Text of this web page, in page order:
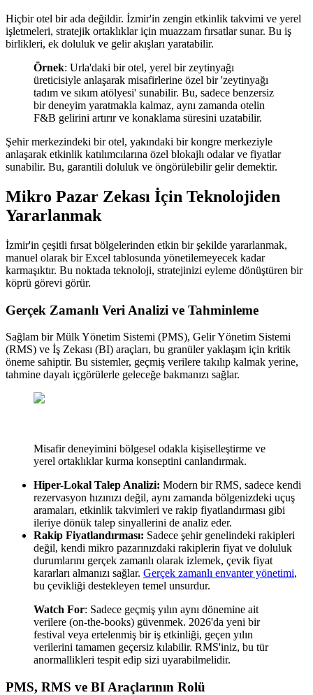
Hiçbir otel bir ada değildir. İzmir'in zengin etkinlik takvimi ve yerel
işletmeleri, stratejik ortaklıklar için muazzam fırsatlar sunar. Bu iş
birlikleri, ek doluluk ve gelir akışları yaratabilir.
Örnek: Urla'daki bir otel, yerel bir zeytinyağı
üreticisiyle anlaşarak misafirlerine özel bir 'zeytinyağı
tadım ve sıkım atölyesi' sunabilir. Bu, sadece benzersiz
bir deneyim yaratmakla kalmaz, aynı zamanda otelin
F&B gelirini artırır ve konaklama süresini uzatabilir.
Şehir merkezindeki bir otel, yakındaki bir kongre merkeziyle
anlaşarak etkinlik katılımcılarına özel blokajlı odalar ve fiyatlar
sunabilir. Bu, garantili doluluk ve öngörülebilir gelir demektir.
Mikro Pazar Zekası İçin Teknolojiden
Yararlanmak
İzmir'in çeşitli fırsat bölgelerinden etkin bir şekilde yararlanmak,
manuel olarak bir Excel tablosunda yönetilemeyecek kadar
karmaşıktır. Bu noktada teknoloji, stratejinizi eyleme dönüştüren bir
köprü görevi görür.
Gerçek Zamanlı Veri Analizi ve Tahminleme
Sağlam bir Mülk Yönetim Sistemi (PMS), Gelir Yönetim Sistemi
(RMS) ve İş Zekası (BI) araçları, bu granüler yaklaşım için kritik
öneme sahiptir. Bu sistemler, geçmiş verilere takılıp kalmak yerine,
tahmine dayalı içgörülerle geleceğe bakmanızı sağlar.
Misafir deneyimini bölgesel odakla kişiselleştirme ve
yerel ortaklıklar kurma konseptini canlandırmak.
Hiper-Lokal Talep Analizi: Modern bir RMS, sadece kendi
rezervasyon hızınızı değil, aynı zamanda bölgenizdeki uçuş
aramaları, etkinlik takvimleri ve rakip fiyatlandırması gibi
ileriye dönük talep sinyallerini de analiz eder.
Rakip Fiyatlandırması: Sadece şehir genelindeki rakipleri
değil, kendi mikro pazarınızdaki rakiplerin fiyat ve doluluk
durumlarını gerçek zamanlı olarak izlemek, çevik fiyat
kararları almanızı sağlar. Gerçek zamanlı envanter yönetimi,
bu çevikliği destekleyen temel unsurdur.
Watch For: Sadece geçmiş yılın aynı dönemine ait
verilere (on-the-books) güvenmek. 2026'da yeni bir
festival veya ertelenmiş bir iş etkinliği, geçen yılın
verilerini tamamen geçersiz kılabilir. RMS'iniz, bu tür
anormallikleri tespit edip sizi uyarabilmelidir.
PMS, RMS ve BI Araçlarının Rolü